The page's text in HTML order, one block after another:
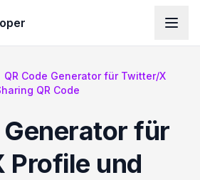
QR Code Generator für Twitter/X
QR Code
Generator für
Profile und